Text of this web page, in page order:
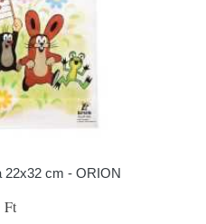
22x32 cm - ORION
Ft